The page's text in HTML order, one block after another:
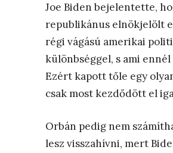
Joe Biden bejelentette,
republikánus elnökjelölt
régi vágású amerikai
különbséggel, s ami
Ezért kapott tőle egy
csak most kezdődött el
Orbán pedig nem
lesz visszahívni, mert